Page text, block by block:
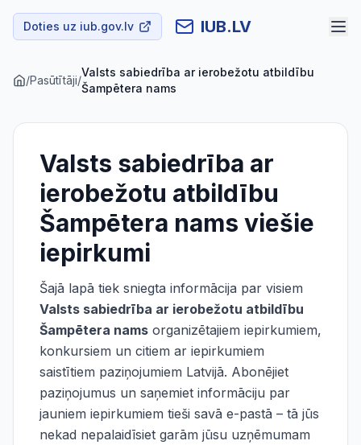
Doties uz iub.gov.lv IUB.LV
/Pasūtītāji/
Valsts sabiedrība ar ierobežotu atbildību
Šampētera nams
Valsts sabiedrība ar
ierobežotu atbildību
Šampētera nams viešie
iepirkumi
Šajā lapā tiek sniegta informācija par visiem
Valsts sabiedrība ar ierobežotu atbildību
Šampētera nams organizētajiem iepirkumiem,
konkursiem un citiem ar iepirkumiem
saistītiem paziņojumiem Latvijā. Abonējiet
paziņojumus un saņemiet informāciju par
jauniem iepirkumiem tieši savā e-pastā – tā jūs
nekad nepalaidīsiet garām jūsu uzņēmumam